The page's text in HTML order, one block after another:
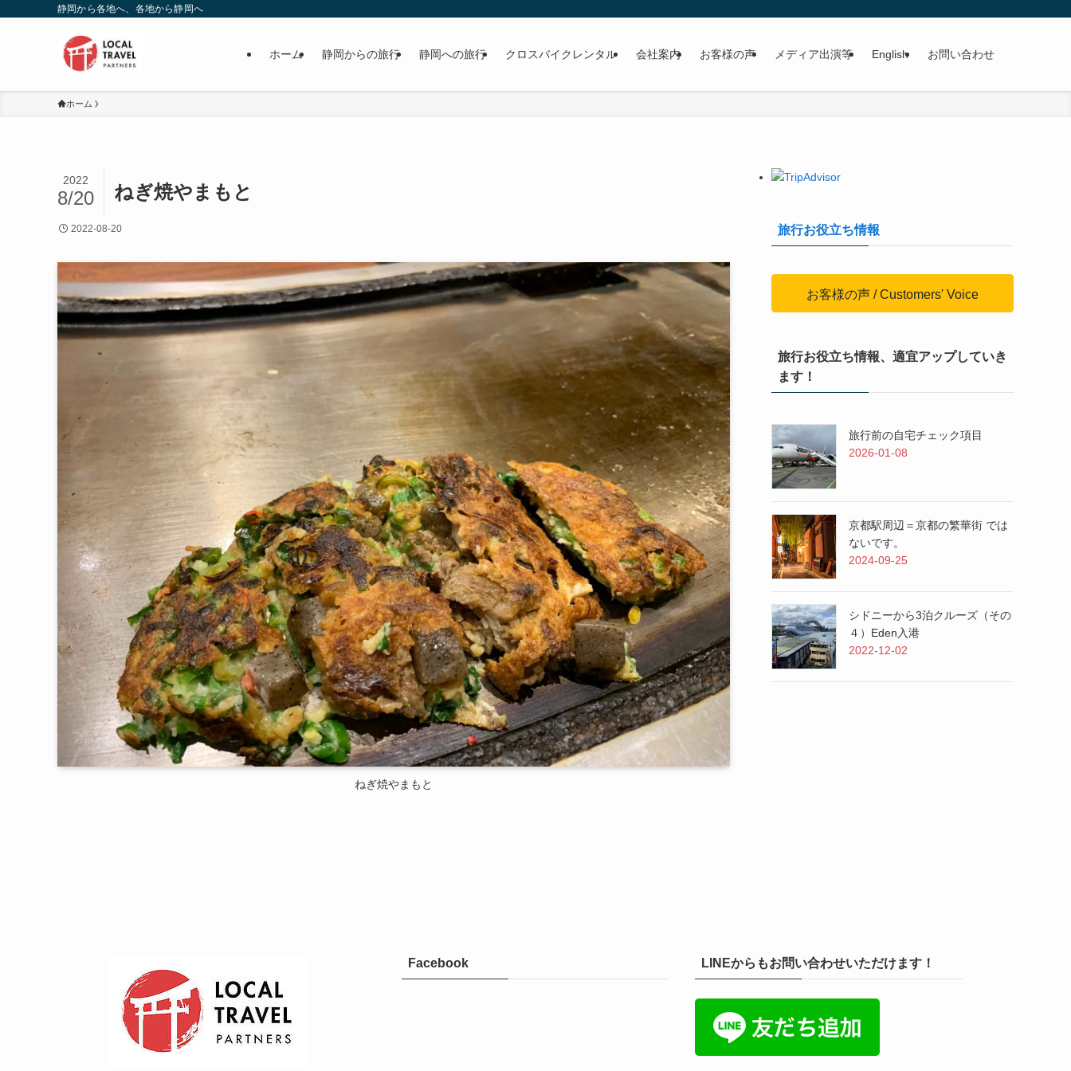
静岡から各地へ、各地から静岡へ
ホーム 静岡からの旅行 静岡への旅行 クロスバイクレンタル 会社案内 お客様の声 メディア出演等 English お問い合わせ
ホーム
ねぎ焼やまもと
2022
8/20
2022-08-20
ねぎ焼やまもと
旅行お役立ち情報
お客様の声 / Customers' Voice
旅行お役立ち情報、適宜アップしていき
ます！
旅行前の自宅チェック項目
2026-01-08
京都駅周辺＝京都の繁華街 では
ないです。
2024-09-25
シドニーから3泊クルーズ（その
４）Eden入港
2022-12-02
Facebook LINEからもお問い合わせいただけます！